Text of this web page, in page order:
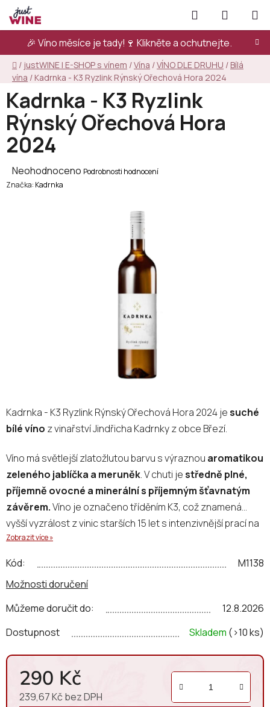
Přejít
na
obsah
🎉 Víno měsíce je tady!🍷 Klikněte a ochutnejte.
Hledat
KOŠÍK
Domů
/ justWINE | E-SHOP s vínem /Vína /VÍNO DLE DRUHU / Bílá
vína / Kadrnka - K3 Ryzlink Rýnský Ořechová Hora 2024
Kadrnka - K3 Ryzlink Rýnský Ořechová Hora 2024 jesuché
bílé víno z vinařství Jindřicha Kadrnky z obce Březí.
Víno má světlejší zlatožlutou barvu s výraznou aromatikou
zeleného jablíčka a meruněk. V chuti jestředně plné,
příjemně ovocné a minerální s příjemným šťavnatým
závěrem.Víno je označeno tříděním K3, což znamená
vyšší vyzrálost z vinic starších 15 let s intenzivnější prací na
kvasnicích ve výrobě.
Zobrazit více »
Dostupnost Skladem (>10 ks)
Můžeme doručit do: 12.8.2026
Možnosti doručení
Kód: M1138
290 Kč
239,67 Kč bez DPH
Kadrnka - K3 Ryzlink
Rýnský Ořechová Hora
2024
Průměrné
hodnocení
Neohodnoceno Podrobnosti hodnocení
Značka: Kadrnka